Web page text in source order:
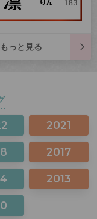
っと見る
2021
2017
2013